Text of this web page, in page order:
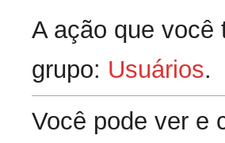
A ação que você
grupo: Usuários.
Você pode ver e